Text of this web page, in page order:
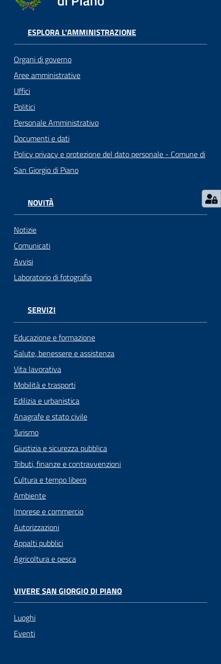
o
n
n
e
Tutti
gli
argomenti...
Seguici
su
ESPLORA L'AMMINISTRAZIONE
Organi di governo
Aree amministrative
Uffici
Politici
Personale Amministrativo
Documenti e dati
Policy privacy e protezione del dato personale - Comune di
San Giorgio di Piano
NOVITÀ
Notizie
Comunicati
Avvisi
Laboratorio di fotografia
SERVIZI
Educazione e formazione
Salute, benessere e assistenza
Vita lavorativa
Mobilità e trasporti
Edilizia e urbanistica
Anagrafe e stato civile
Turismo
Giustizia e sicurezza pubblica
Tributi, finanze e contravvenzioni
Cultura e tempo libero
Ambiente
Imprese e commercio
Autorizzazioni
Appalti pubblici
Agricoltura e pesca
VIVERE SAN GIORGIO DI PIANO
Luoghi
Eventi